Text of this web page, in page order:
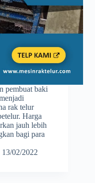
baki
rak telur
Harga
jauh lebih
bagi para
13/02/2022